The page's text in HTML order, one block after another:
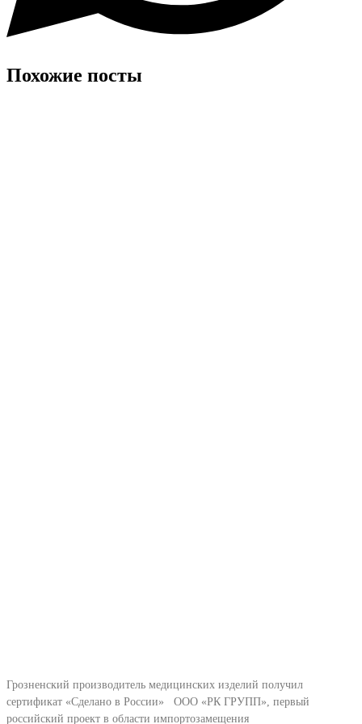
Похожие посты
Грозненский производитель медицинских изделий получил
сертификат «Сделано в России» ООО «РК ГРУПП», первый
российский проект в области импортозамещения